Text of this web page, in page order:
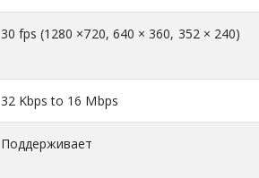
30 fps (1280 ×720, 640 × 360, 352 × 240)
32 Kbps to 16 Mbps
Поддерживает